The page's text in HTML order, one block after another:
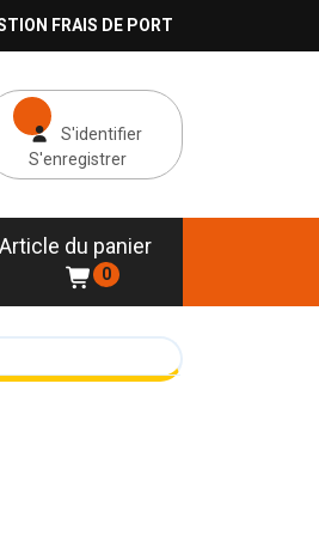
FRAIS DE PORT
S'identifier
S'enregistrer
Article du panier
0